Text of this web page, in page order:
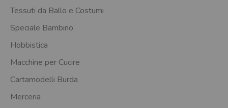
Tessuti da Ballo e Costumi
Speciale Bambino
Hobbistica
Macchine per Cucire
Cartamodelli Burda
Merceria